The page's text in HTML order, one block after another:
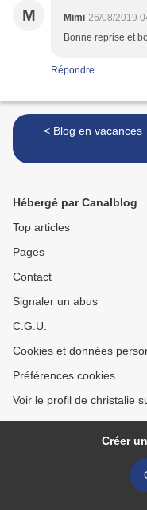
M Mimi 26/08/2019
Bonne reprise et
Répondre
< Blog en vacances
Hébergé par Canalblog
Top articles
Pages
Contact
Signaler un abus
C.G.U.
Cookies et données
Préférences cookies
Voir le profil de christalie
Créer